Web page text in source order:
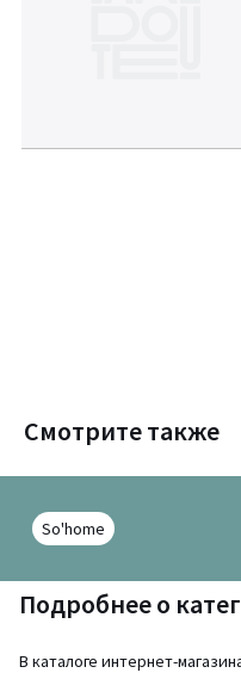
Смотрите также
So'home
Подробнее о
В каталоге интернет-